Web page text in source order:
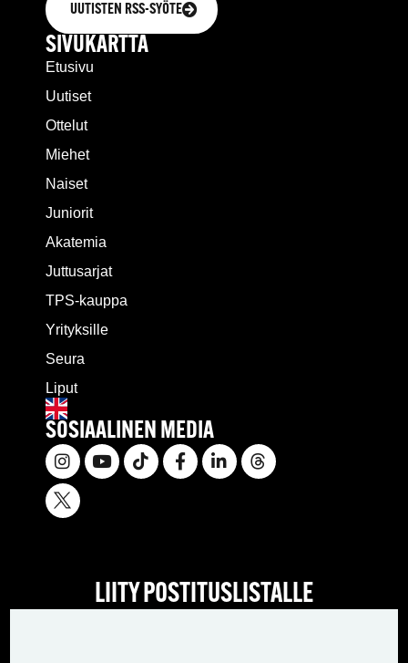
UUTISTEN RSS-SYÖTE
SIVUKARTTA
Etusivu
Uutiset
Ottelut
Miehet
Naiset
Juniorit
Akatemia
Juttusarjat
TPS-kauppa
Yrityksille
Seura
Liput
SOSIAALINEN MEDIA
LIITY POSTITUSLISTALLE